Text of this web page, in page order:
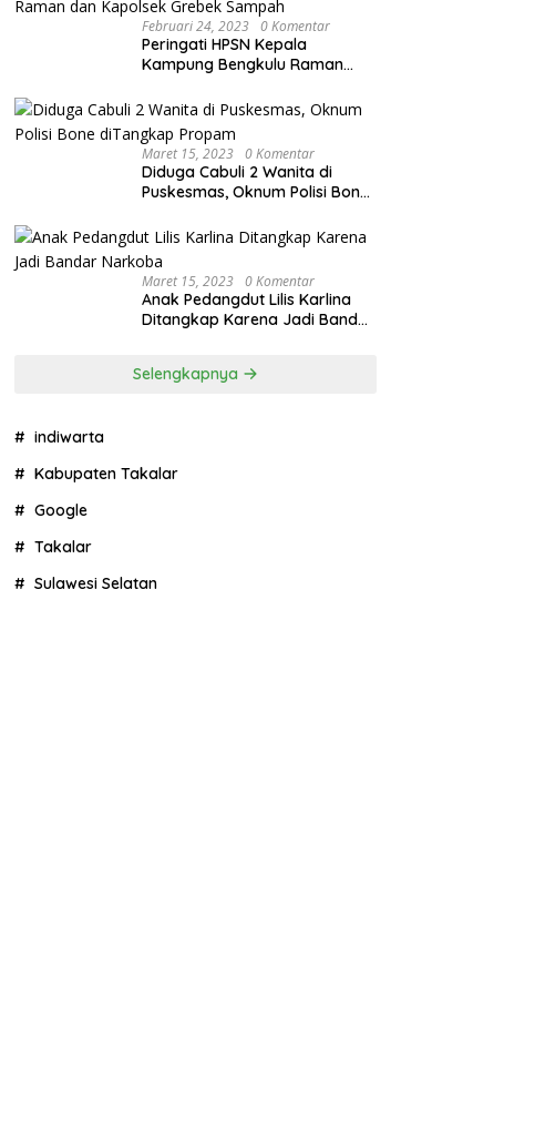
Februari 24, 2023 0 Komentar
Peringati HPSN Kepala
Kampung Bengkulu Raman
Maret 15, 2023 0 Komentar
Diduga Cabuli 2 Wanita di
Puskesmas, Oknum Polisi Bone
Maret 15, 2023 0 Komentar
Anak Pedangdut Lilis Karlina
Ditangkap Karena Jadi Bandar
Selengkapnya
indiwarta
Kabupaten Takalar
Google
Takalar
Sulawesi Selatan